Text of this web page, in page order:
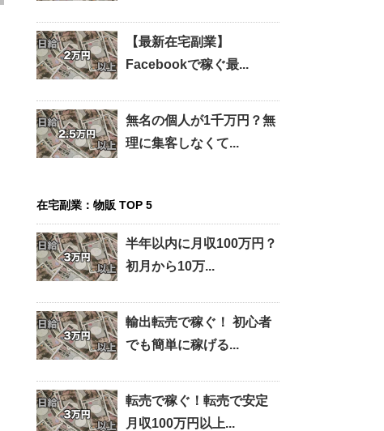
【最新在宅副業】
Facebookで稼ぐ最...
無名の個人が1千万円？無
理に集客しなくて...
在宅副業：物販 TOP 5
半年以内に月収100万円？
初月から10万...
輸出転売で稼ぐ！ 初心者
でも簡単に稼げる...
転売で稼ぐ！転売で安定
月収100万円以上...